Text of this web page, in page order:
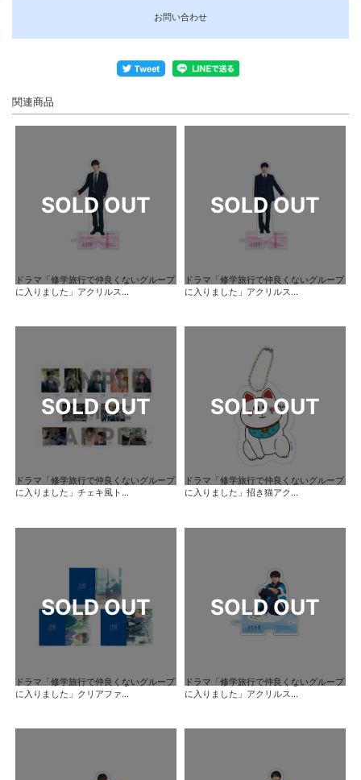
お問い合わせ
関連商品
ドラマ「修学旅行で仲良くないグループ
に入りました」アクリルス...
ドラマ「修学旅行で仲良くないグループ
に入りました」アクリルス...
ドラマ「修学旅行で仲良くないグループ
に入りました」チェキ風ト...
ドラマ「修学旅行で仲良くないグループ
に入りました」招き猫アク...
ドラマ「修学旅行で仲良くないグループ
に入りました」クリアファ...
ドラマ「修学旅行で仲良くないグループ
に入りました」アクリルス...